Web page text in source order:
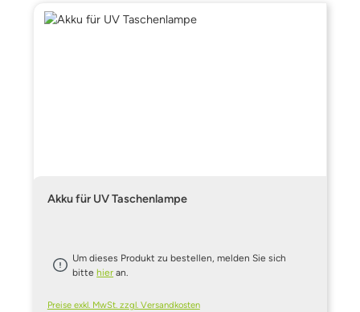
Akku für UV Taschenlampe
Um dieses Produkt zu bestellen, melden Sie sich
bittehier an.
Preise exkl. MwSt. zzgl. Versandkosten